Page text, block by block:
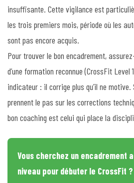
insuffisante. Cette vigilance est
les trois premiers mois, période où les
sont pas encore acquis.
Pour trouver le bon encadrement,
d’une formation reconnue (CrossFit Level
indicateur : il corrige plus qu’il ne motive.
prennent le pas sur les corrections
bon coaching est celui qui place la
Vous cherchez un encadrement
niveau pour débuter le CrossFit ?